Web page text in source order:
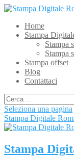
Home
Stampa
Stampa
Stampa
Stampa offset
Blog
Contattaci
Seleziona una pagina
Stampa Digitale
Stampa